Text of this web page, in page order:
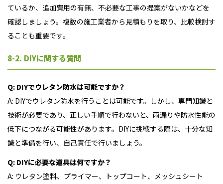
ているか、追加費用の有無、不必要な工事の提案がないかなどを
確認しましょう。複数の施工業者から見積もりを取り、比較検討す
ることも重要です。
8-2. DIYに関する質問
Q: DIYでウレタン防水は可能ですか？
A: DIYでウレタン防水を行うことは可能です。しかし、専門知識と
技術が必要であり、正しい手順で行わないと、雨漏りや防水性能の
低下につながる可能性があります。DIYに挑戦する際は、十分な知
識と準備を行い、自己責任で行いましょう。
Q: DIYに必要な道具は何ですか？
A: ウレタン塗料、プライマー、トップコート、メッシュシート